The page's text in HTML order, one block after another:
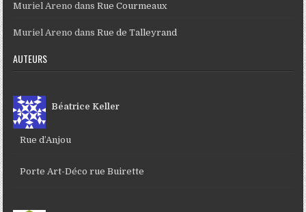
Muriel Areno dansRue Courmeaux
Muriel Areno dansRue de Talleyrand
AUTEURS
Béatrice Keller
Rue d’Anjou
Porte Art-Déco rue Buirette